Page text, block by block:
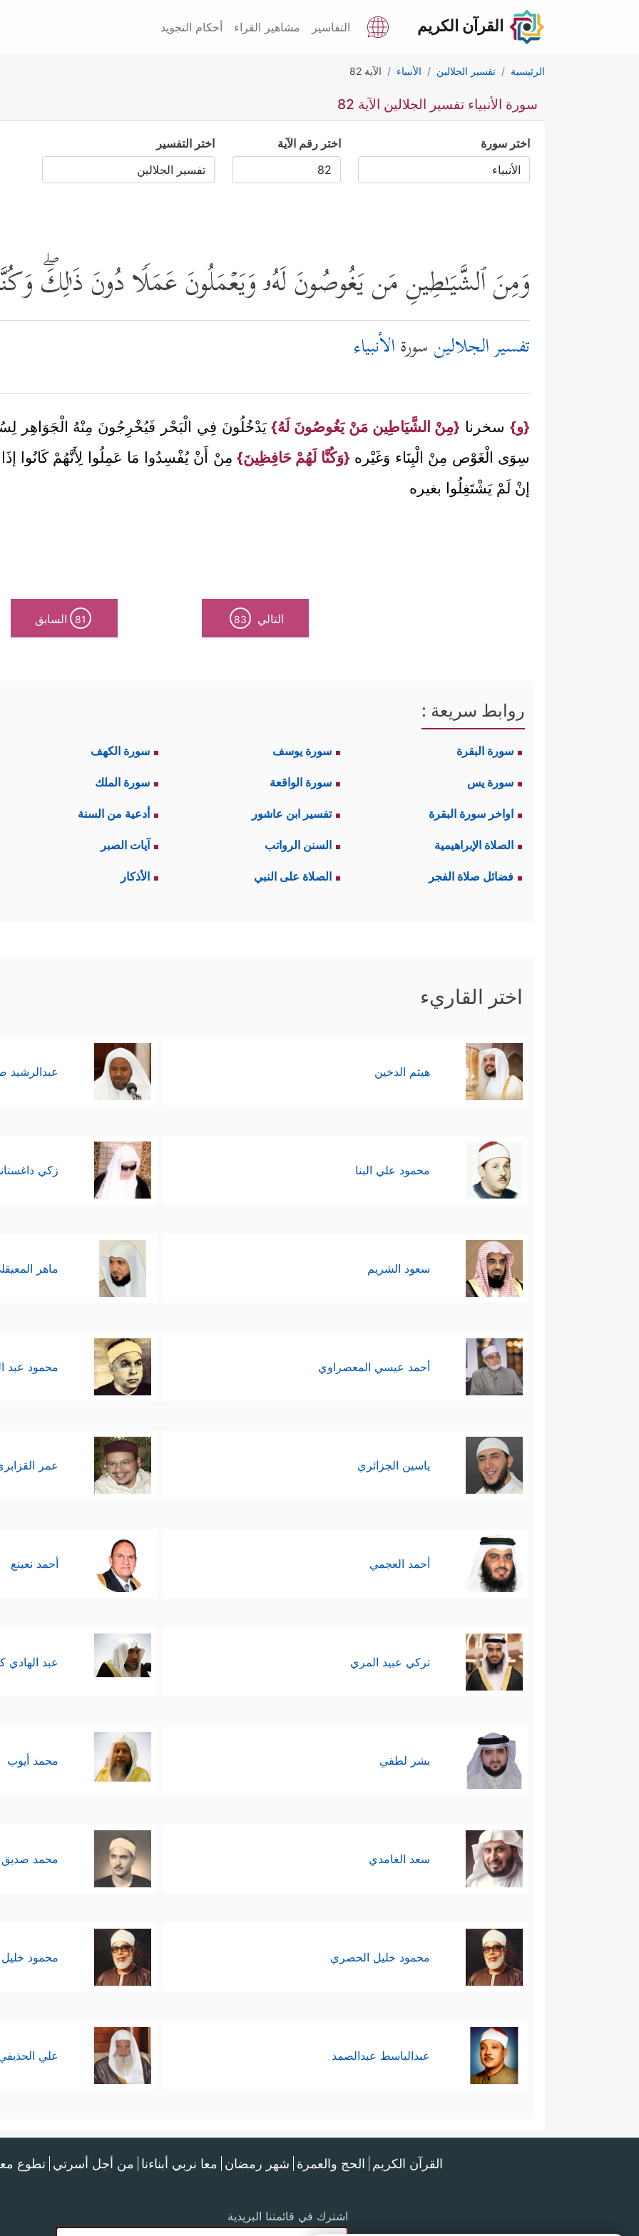
القرآن الكريم التفاسير مشاهير القراء أحكام التجويد
الرئيسية تفسير الجلالين الأنبياء الآية 82
سورة الأنبياء تفسير الجلالين الآية 82
اختر سورة اختر رقم الآية اختر التفسير
وَمِنَ ٱلشَّیَـٰطِینِ مَن یَغُوصُونَ لَهُۥ وَیَعۡمَلُونَ عَمَلࣰا دُونَ ذَ ٰ⁠لِكَۖ
تفسير الجلالين سورةالأنبياء
{و}سخرنا {مِنْ الشَّيَاطِين مَنْ يَغُوصُونَ لَهُ}يَدْخُلُونَ فِي الْبَحْر فَيُخْرِجُونَ مِنْهُ الْجَوَاهِر
سِوَى الْغَوْص مِنْ الْبِنَاء وَغَيْره {وَكُنَّا لَهُمْ حَافِظِينَ} مِنْ أَنْ يُفْسِدُوا مَا عَمِلُوا لِأَنَّهُمْ كَانُوا
إنْ لَمْ يَشْتَغِلُوا بغيره
التالي 83
81 السابق
روابط سريعة :
سورة البقرة سورة يوسف سورة الكهف
سورة يس سورة الواقعة سورة الملك
اواخر سورة البقرة تفسير ابن عاشور أدعية من السنة
الصلاة الإبراهيمية السنن الرواتب آيات الصبر
فضائل صلاة الفجر الصلاة على النبي الأذكار
اختر القاريء
هيثم الدخين عبدالرشيد
محمود علي البنا زكي
سعود الشريم ماهر
أحمد عيسي المعصراوي محمود عبد
ياسين الجزائري عمر
أحمد العجمي أحمد نعينع
تركي عبيد المري عبد الهادي
بشر لطفي محمد أيوب
سعد الغامدي محمد صديق
محمود خليل الحصري محمود
عبدالباسط عبدالصمد علي
القرآن الكريم الحج والعمرة شهر رمضان معا نربي أبناءنا من أجل أسرتي تطوع
اشترك في قائمتنا البريدية